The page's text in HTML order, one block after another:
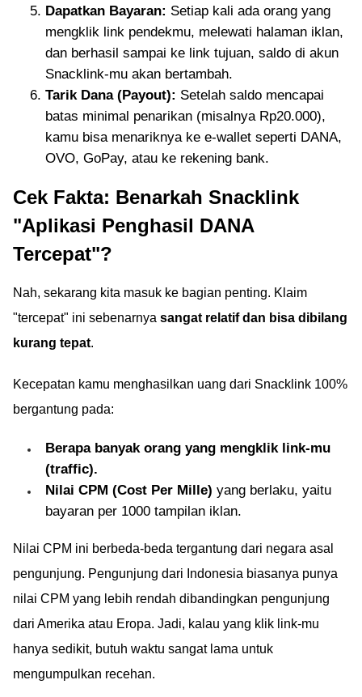
Dapatkan Bayaran: Setiap kali ada orang yang
mengklik link pendekmu, melewati halaman iklan,
dan berhasil sampai ke link tujuan, saldo di akun
Snacklink-mu akan bertambah.
Tarik Dana (Payout): Setelah saldo mencapai
batas minimal penarikan (misalnya Rp20.000),
kamu bisa menariknya ke e-wallet seperti DANA,
OVO, GoPay, atau ke rekening bank.
Cek Fakta: Benarkah Snacklink
"Aplikasi Penghasil DANA
Tercepat"?
Nah, sekarang kita masuk ke bagian penting. Klaim
"tercepat" ini sebenarnya sangat relatif dan bisa dibilang
kurang tepat.
Kecepatan kamu menghasilkan uang dari Snacklink 100%
bergantung pada:
Berapa banyak orang yang mengklik link-mu
(traffic).
Nilai CPM (Cost Per Mille) yang berlaku, yaitu
bayaran per 1000 tampilan iklan.
Nilai CPM ini berbeda-beda tergantung dari negara asal
pengunjung. Pengunjung dari Indonesia biasanya punya
nilai CPM yang lebih rendah dibandingkan pengunjung
dari Amerika atau Eropa. Jadi, kalau yang klik link-mu
hanya sedikit, butuh waktu sangat lama untuk
mengumpulkan recehan.